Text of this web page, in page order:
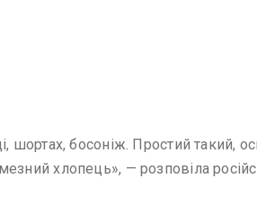
босоніж. Простий такий,
хлопець», — розповіла